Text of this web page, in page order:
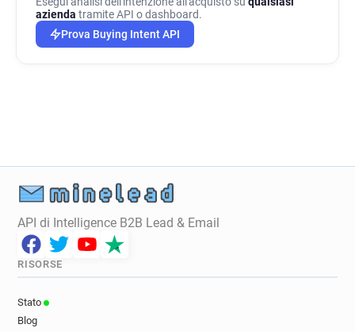
azienda tramite API o dashboard.
Prova Buying Intent API
API di Intelligence B2B Lead & Email
RISORSE
Stato
Blog